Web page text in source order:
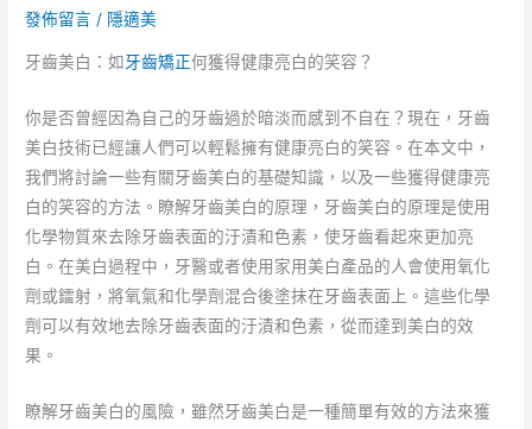
發佈留言 / 隱適美
牙齒美白：如牙齒矯正何獲得健康亮白的笑容？
你是否曾經因為自己的牙齒過於暗淡而感到不自在？現在，牙齒
美白技術已經讓人們可以輕鬆擁有健康亮白的笑容。在本文中，
我們將討論一些有關牙齒美白的基礎知識，以及一些獲得健康亮
白的笑容的方法。瞭解牙齒美白的原理，牙齒美白的原理是使用
化學物質來去除牙齒表面的汙漬和色素，使牙齒看起來更加亮
白。在美白過程中，牙醫或者使用家用美白產品的人會使用氧化
劑或鐳射，將氧氣和化學劑混合後塗抹在牙齒表面上。這些化學
劑可以有效地去除牙齒表面的汙漬和色素，從而達到美白的效
果。
瞭解牙齒美白的風險，雖然牙齒美白是一種簡單有效的方法來獲